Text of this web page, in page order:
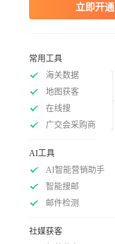
立即开通
常用工具
海关数据
地图获客
在线搜
广交会采购商
AI工具
AI智能营销助手
智能搜邮
邮件检测
社媒获客